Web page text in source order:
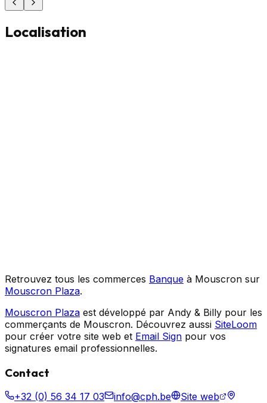
Localisation
Retrouvez tous les commerces Banque à Mouscron sur
Mouscron Plaza.
Mouscron Plaza est développé par Andy & Billy pour les
commerçants de Mouscron. Découvrez aussi SiteLoom
pour créer votre site web et Email Sign pour vos
signatures email professionnelles.
Contact
+32 (0) 56 34 17 03 info@cph.be
Site web